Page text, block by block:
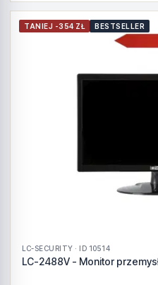
TANIEJ -354 ZŁ BESTSELLER
LC-SECURITY · ID 10514
LC-2488V - Monitor